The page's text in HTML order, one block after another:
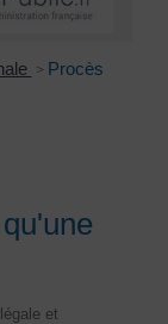
> Procès
et